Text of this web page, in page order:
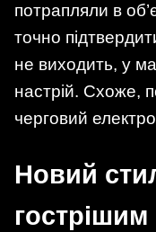
потрапляли в
точно
не виходить, у
настрій. Схоже,
черговий
Новий
гострішим